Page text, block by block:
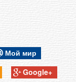
Мой мир
Google+